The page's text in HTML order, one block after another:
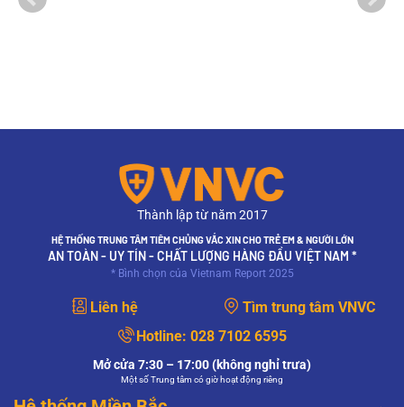
Thành lập từ năm 2017
HỆ THỐNG TRUNG TÂM TIÊM CHỦNG VẮC XIN CHO TRẺ EM & NGƯỜI LỚN
AN TOÀN - UY TÍN - CHẤT LƯỢNG HÀNG ĐẦU VIỆT NAM *
* Bình chọn của Vietnam Report 2025
Liên hệ
Tìm trung tâm VNVC
Hotline: 028 7102 6595
Mở cửa 7:30 – 17:00 (không nghỉ trưa)
Một số Trung tâm có giờ hoạt động riêng